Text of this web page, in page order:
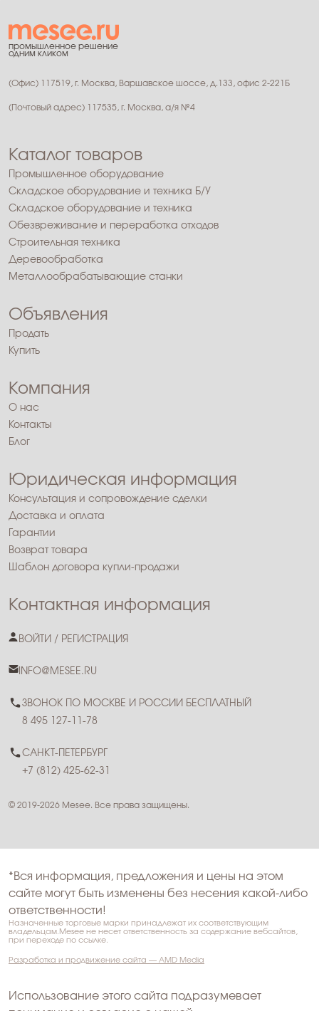
промышленное решение
одним кликом
(Офис) 117519, г. Москва, Варшавское шоссе, д.133, офис 2-221Б
(Почтовый адрес) 117535, г. Москва, а/я №4
Каталог товаров
Промышленное оборудование
Складское оборудование и техника Б/У
Складское оборудование и техника
Обезвреживание и переработка отходов
Строительная техника
Деревообработка
Металлообрабатывающие станки
Объявления
Продать
Купить
Компания
О нас
Контакты
Блог
Юридическая информация
Консультация и сопровождение сделки
Доставка и оплата
Гарантии
Возврат товара
Шаблон договора купли-продажи
Контактная информация
ВОЙТИ / РЕГИСТРАЦИЯ
INFO@MESEE.RU
ЗВОНОК ПО МОСКВЕ И РОССИИ БЕСПЛАТНЫЙ
8 495 127-11-78
САНКТ-ПЕТЕРБУРГ
+7 (812) 425-62-31
© 2019-2026 Mesee. Все права защищены.
*Вся информация, предложения и цены на этом
сайте могут быть изменены без несения какой-либо
ответственности!
Назначенные торговые марки принадлежат их соответствующим
владельцам.Mesee не несет ответственность за содержание вебсайтов,
при переходе по ссылке.
Разработка и продвижение сайта — AMD Media
Использование этого сайта подразумевает